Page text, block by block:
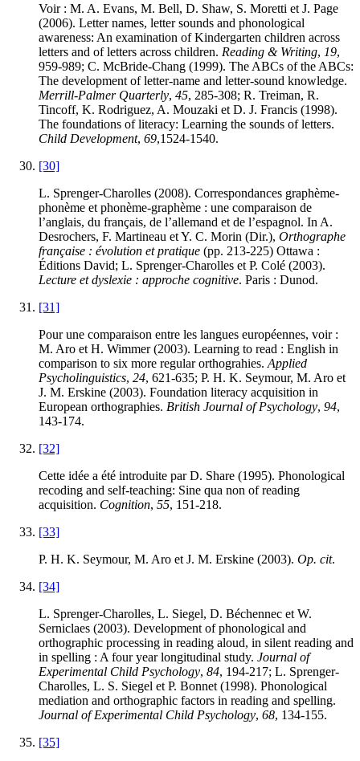
Voir : M. A. Evans, M. Bell, D. Shaw, S. Moretti et J. Page
(2006). Letter names, letter sounds and phonological
awareness: An examination of Kindergarten children across
letters and of letters across children. Reading & Writing, 19,
959-989; C. McBride-Chang (1999). The ABCs of the ABCs:
The development of letter-name and letter-sound knowledge.
Merrill-Palmer Quarterly, 45, 285-308; R. Treiman, R.
Tincoff, K. Rodriguez, A. Mouzaki et D. J. Francis (1998).
The foundations of literacy: Learning the sounds of letters.
Child Development, 69,1524-1540.
[30]
L. Sprenger-Charolles (2008). Correspondances graphème-
phonème et phonème-graphème : une comparaison de
l’anglais, du français, de l’allemand et de l’espagnol. In A.
Desrochers, F. Martineau et Y. C. Morin (Dir.), Orthographe
française : évolution et pratique (pp. 213-225) Ottawa :
Éditions David; L. Sprenger-Charolles et P. Colé (2003).
Lecture et dyslexie : approche cognitive. Paris : Dunod.
[31]
Pour une comparaison entre les langues européennes, voir :
M. Aro et H. Wimmer (2003). Learning to read : English in
comparison to six more regular orthograhies. Applied
Psycholinguistics, 24, 621-635; P. H. K. Seymour, M. Aro et
J. M. Erskine (2003). Foundation literacy acquisition in
European orthographies. British Journal of Psychology, 94,
143-174.
[32]
Cette idée a été introduite par D. Share (1995). Phonological
recoding and self-teaching: Sine qua non of reading
acquisition. Cognition, 55, 151-218.
[33]
P. H. K. Seymour, M. Aro et J. M. Erskine (2003). Op. cit.
[34]
L. Sprenger-Charolles, L. Siegel, D. Béchennec et W.
Serniclaes (2003). Development of phonological and
orthographic processing in reading aloud, in silent reading and
in spelling : A four year longitudinal study. Journal of
Experimental Child Psychology, 84, 194-217; L. Sprenger-
Charolles, L. S. Siegel et P. Bonnet (1998). Phonological
mediation and orthographic factors in reading and spelling.
Journal of Experimental Child Psychology, 68, 134-155.
[35]